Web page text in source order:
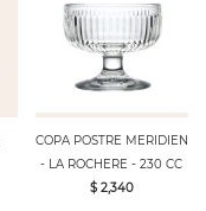
COPA POSTRE MERIDIEN
- LA ROCHERE - 230 CC
$ 2,340